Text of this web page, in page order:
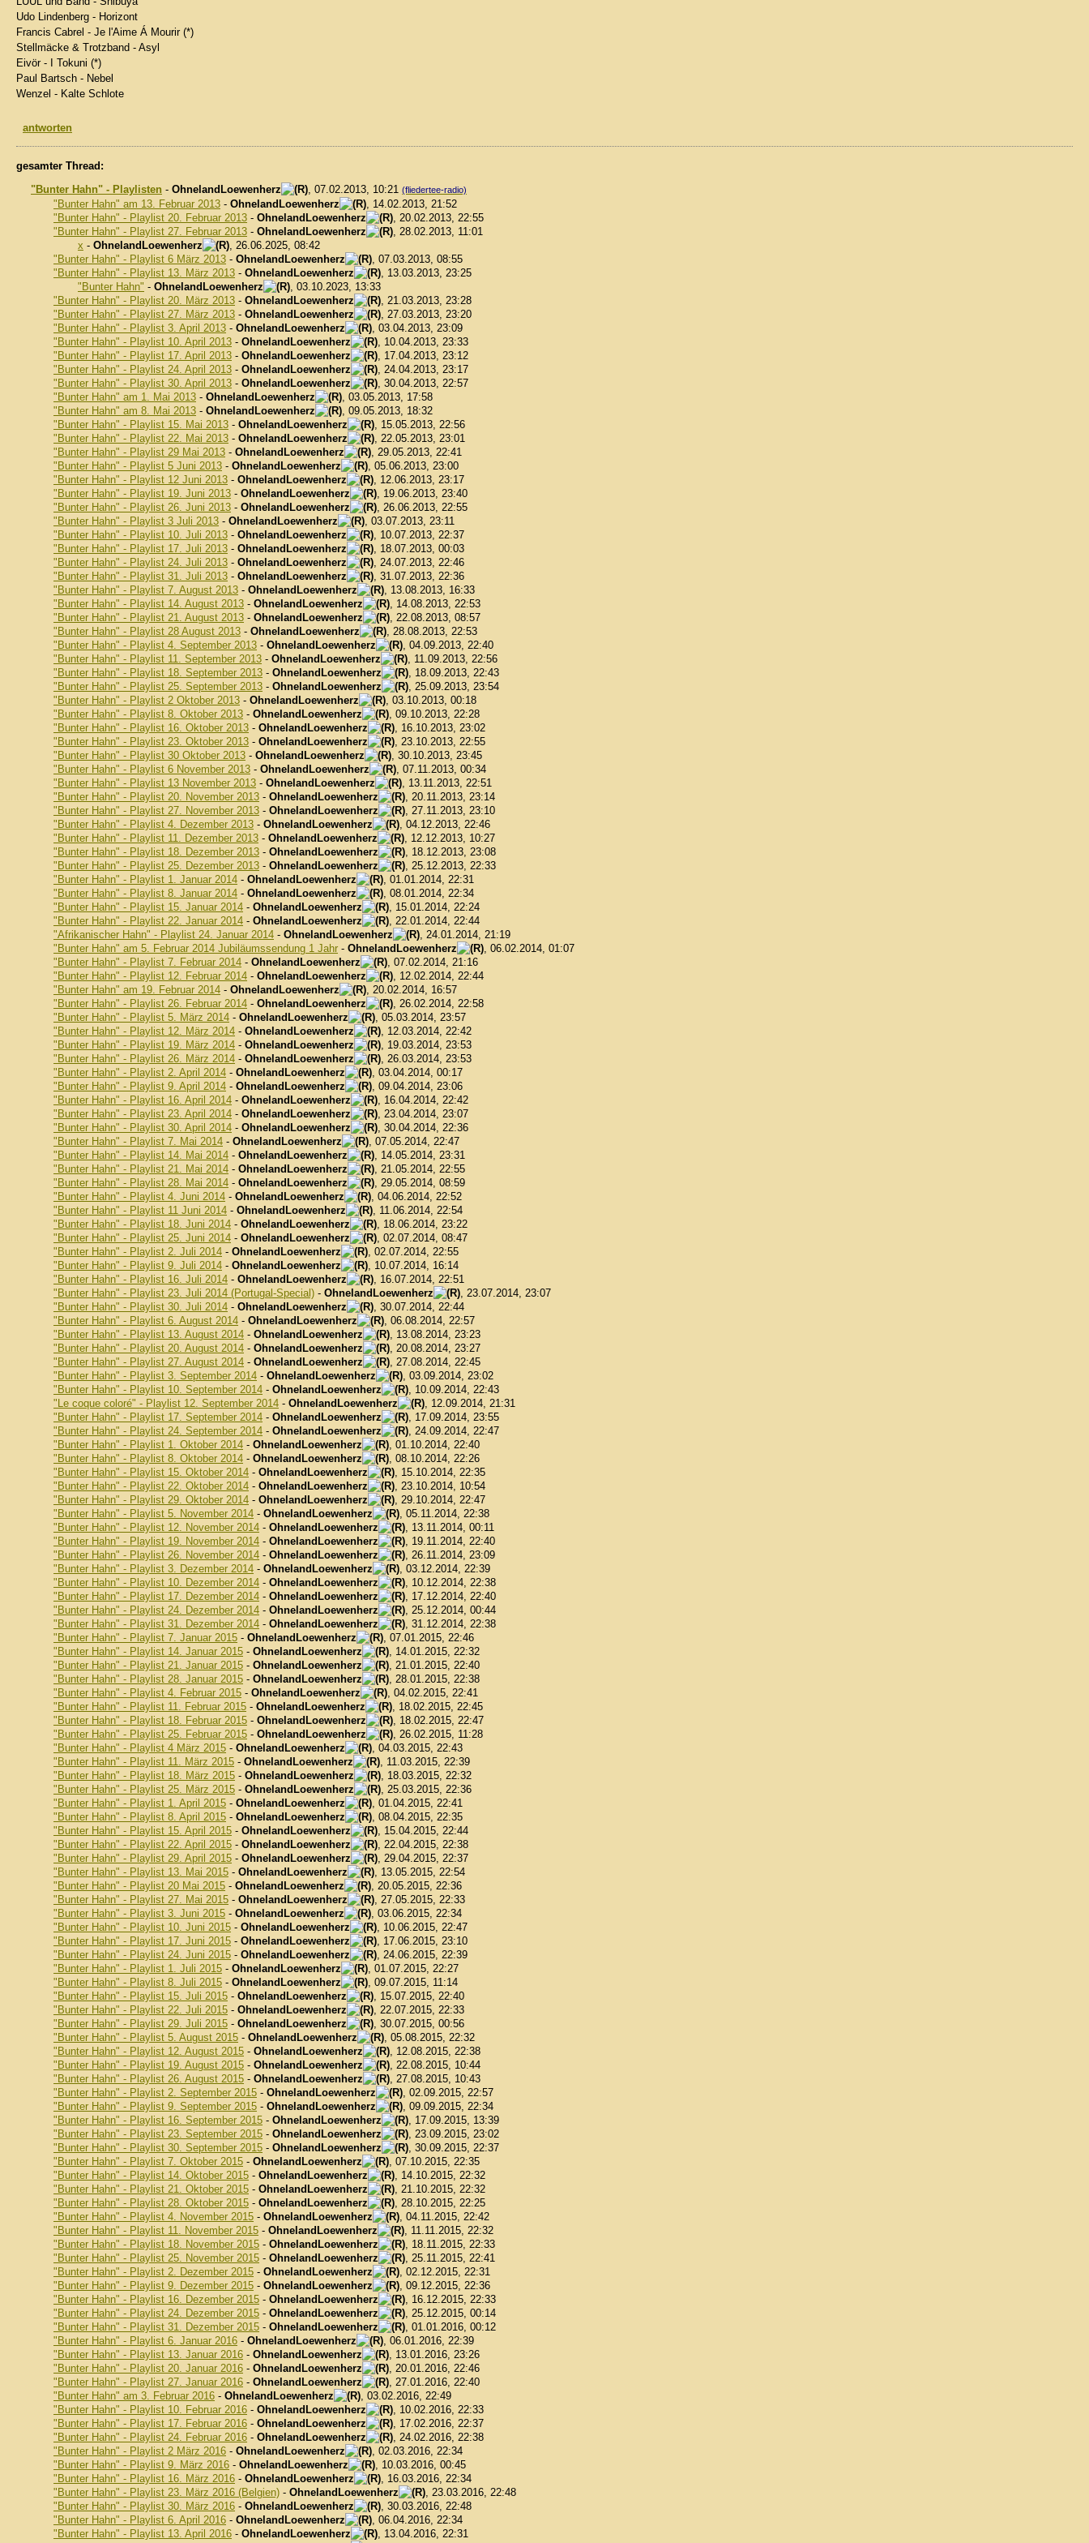
Udo Lindenberg - Horizont
Francis Cabrel - Je l'Aime Á Mourir (*)
Stellmäcke & Trotzband - Asyl
Eivör - I Tokuni (*)
Paul Bartsch - Nebel
Wenzel - Kalte Schlote
antworten
gesamter Thread:
"Bunter Hahn" - Playlisten - OhnelandLoewenherz , 07.02.2013, 10:21 (fliedertee-radio)
"Bunter Hahn" am 13. Februar 2013 - OhnelandLoewenherz
, 14.02.2013, 21:52
"Bunter Hahn" - Playlist 20. Februar 2013 - OhnelandLoewenherz
, 20.02.2013, 22:55
"Bunter Hahn" - Playlist 27. Februar 2013 - OhnelandLoewenherz
, 28.02.2013, 11:01
x - OhnelandLoewenherz
, 26.06.2025, 08:42
"Bunter Hahn" - Playlist 6 März 2013 - OhnelandLoewenherz
, 07.03.2013, 08:55
"Bunter Hahn" - Playlist 13. März 2013 - OhnelandLoewenherz
, 13.03.2013, 23:25
"Bunter Hahn" - OhnelandLoewenherz
, 03.10.2023, 13:33
"Bunter Hahn" - Playlist 20. März 2013 - OhnelandLoewenherz
, 21.03.2013, 23:28
"Bunter Hahn" - Playlist 27. März 2013 - OhnelandLoewenherz
, 27.03.2013, 23:20
"Bunter Hahn" - Playlist 3. April 2013 - OhnelandLoewenherz
, 03.04.2013, 23:09
"Bunter Hahn" - Playlist 10. April 2013 - OhnelandLoewenherz
, 10.04.2013, 23:33
"Bunter Hahn" - Playlist 17. April 2013 - OhnelandLoewenherz
, 17.04.2013, 23:12
"Bunter Hahn" - Playlist 24. April 2013 - OhnelandLoewenherz
, 24.04.2013, 23:17
"Bunter Hahn" - Playlist 30. April 2013 - OhnelandLoewenherz
, 30.04.2013, 22:57
"Bunter Hahn" am 1. Mai 2013 - OhnelandLoewenherz
, 03.05.2013, 17:58
"Bunter Hahn" am 8. Mai 2013 - OhnelandLoewenherz
, 09.05.2013, 18:32
"Bunter Hahn" - Playlist 15. Mai 2013 - OhnelandLoewenherz
, 15.05.2013, 22:56
"Bunter Hahn" - Playlist 22. Mai 2013 - OhnelandLoewenherz
, 22.05.2013, 23:01
"Bunter Hahn" - Playlist 29 Mai 2013 - OhnelandLoewenherz
, 29.05.2013, 22:41
"Bunter Hahn" - Playlist 5 Juni 2013 - OhnelandLoewenherz
, 05.06.2013, 23:00
"Bunter Hahn" - Playlist 12 Juni 2013 - OhnelandLoewenherz
, 12.06.2013, 23:17
"Bunter Hahn" - Playlist 19. Juni 2013 - OhnelandLoewenherz
, 19.06.2013, 23:40
"Bunter Hahn" - Playlist 26. Juni 2013 - OhnelandLoewenherz
, 26.06.2013, 22:55
"Bunter Hahn" - Playlist 3 Juli 2013 - OhnelandLoewenherz
, 03.07.2013, 23:11
"Bunter Hahn" - Playlist 10. Juli 2013 - OhnelandLoewenherz
, 10.07.2013, 22:37
"Bunter Hahn" - Playlist 17. Juli 2013 - OhnelandLoewenherz
, 18.07.2013, 00:03
"Bunter Hahn" - Playlist 24. Juli 2013 - OhnelandLoewenherz
, 24.07.2013, 22:46
"Bunter Hahn" - Playlist 31. Juli 2013 - OhnelandLoewenherz
, 31.07.2013, 22:36
"Bunter Hahn" - Playlist 7. August 2013 - OhnelandLoewenherz
, 13.08.2013, 16:33
"Bunter Hahn" - Playlist 14. August 2013 - OhnelandLoewenherz
, 14.08.2013, 22:53
"Bunter Hahn" - Playlist 21. August 2013 - OhnelandLoewenherz
, 22.08.2013, 08:57
"Bunter Hahn" - Playlist 28 August 2013 - OhnelandLoewenherz
, 28.08.2013, 22:53
"Bunter Hahn" - Playlist 4. September 2013 - OhnelandLoewenherz
, 04.09.2013, 22:40
"Bunter Hahn" - Playlist 11. September 2013 - OhnelandLoewenherz
, 11.09.2013, 22:56
"Bunter Hahn" - Playlist 18. September 2013 - OhnelandLoewenherz
, 18.09.2013, 22:43
"Bunter Hahn" - Playlist 25. September 2013 - OhnelandLoewenherz
, 25.09.2013, 23:54
"Bunter Hahn" - Playlist 2 Oktober 2013 - OhnelandLoewenherz
, 03.10.2013, 00:18
"Bunter Hahn" - Playlist 8. Oktober 2013 - OhnelandLoewenherz
, 09.10.2013, 22:28
"Bunter Hahn" - Playlist 16. Oktober 2013 - OhnelandLoewenherz
, 16.10.2013, 23:02
"Bunter Hahn" - Playlist 23. Oktober 2013 - OhnelandLoewenherz
, 23.10.2013, 22:55
"Bunter Hahn" - Playlist 30 Oktober 2013 - OhnelandLoewenherz
, 30.10.2013, 23:45
"Bunter Hahn" - Playlist 6 November 2013 - OhnelandLoewenherz
, 07.11.2013, 00:34
"Bunter Hahn" - Playlist 13 November 2013 - OhnelandLoewenherz
, 13.11.2013, 22:51
"Bunter Hahn" - Playlist 20. November 2013 - OhnelandLoewenherz
, 20.11.2013, 23:14
"Bunter Hahn" - Playlist 27. November 2013 - OhnelandLoewenherz
, 27.11.2013, 23:10
"Bunter Hahn" - Playlist 4. Dezember 2013 - OhnelandLoewenherz
, 04.12.2013, 22:46
"Bunter Hahn" - Playlist 11. Dezember 2013 - OhnelandLoewenherz
, 12.12.2013, 10:27
"Bunter Hahn" - Playlist 18. Dezember 2013 - OhnelandLoewenherz
, 18.12.2013, 23:08
"Bunter Hahn" - Playlist 25. Dezember 2013 - OhnelandLoewenherz
, 25.12.2013, 22:33
"Bunter Hahn" - Playlist 1. Januar 2014 - OhnelandLoewenherz
, 01.01.2014, 22:31
"Bunter Hahn" - Playlist 8. Januar 2014 - OhnelandLoewenherz
, 08.01.2014, 22:34
"Bunter Hahn" - Playlist 15. Januar 2014 - OhnelandLoewenherz
, 15.01.2014, 22:24
"Bunter Hahn" - Playlist 22. Januar 2014 - OhnelandLoewenherz
, 22.01.2014, 22:44
"Afrikanischer Hahn" - Playlist 24. Januar 2014 - OhnelandLoewenherz
, 24.01.2014, 21:19
"Bunter Hahn" am 5. Februar 2014 Jubiläumssendung 1 Jahr - OhnelandLoewenherz
, 06.02.2014, 01:07
"Bunter Hahn" - Playlist 7. Februar 2014 - OhnelandLoewenherz
, 07.02.2014, 21:16
"Bunter Hahn" - Playlist 12. Februar 2014 - OhnelandLoewenherz
, 12.02.2014, 22:44
"Bunter Hahn" am 19. Februar 2014 - OhnelandLoewenherz
, 20.02.2014, 16:57
"Bunter Hahn" - Playlist 26. Februar 2014 - OhnelandLoewenherz
, 26.02.2014, 22:58
"Bunter Hahn" - Playlist 5. März 2014 - OhnelandLoewenherz
, 05.03.2014, 23:57
"Bunter Hahn" - Playlist 12. März 2014 - OhnelandLoewenherz
, 12.03.2014, 22:42
"Bunter Hahn" - Playlist 19. März 2014 - OhnelandLoewenherz
, 19.03.2014, 23:53
"Bunter Hahn" - Playlist 26. März 2014 - OhnelandLoewenherz
, 26.03.2014, 23:53
"Bunter Hahn" - Playlist 2. April 2014 - OhnelandLoewenherz
, 03.04.2014, 00:17
"Bunter Hahn" - Playlist 9. April 2014 - OhnelandLoewenherz
, 09.04.2014, 23:06
"Bunter Hahn" - Playlist 16. April 2014 - OhnelandLoewenherz
, 16.04.2014, 22:42
"Bunter Hahn" - Playlist 23. April 2014 - OhnelandLoewenherz
, 23.04.2014, 23:07
"Bunter Hahn" - Playlist 30. April 2014 - OhnelandLoewenherz
, 30.04.2014, 22:36
"Bunter Hahn" - Playlist 7. Mai 2014 - OhnelandLoewenherz
, 07.05.2014, 22:47
"Bunter Hahn" - Playlist 14. Mai 2014 - OhnelandLoewenherz
, 14.05.2014, 23:31
"Bunter Hahn" - Playlist 21. Mai 2014 - OhnelandLoewenherz
, 21.05.2014, 22:55
"Bunter Hahn" - Playlist 28. Mai 2014 - OhnelandLoewenherz
, 29.05.2014, 08:59
"Bunter Hahn" - Playlist 4. Juni 2014 - OhnelandLoewenherz
, 04.06.2014, 22:52
"Bunter Hahn" - Playlist 11 Juni 2014 - OhnelandLoewenherz
, 11.06.2014, 22:54
"Bunter Hahn" - Playlist 18. Juni 2014 - OhnelandLoewenherz
, 18.06.2014, 23:22
"Bunter Hahn" - Playlist 25. Juni 2014 - OhnelandLoewenherz
, 02.07.2014, 08:47
"Bunter Hahn" - Playlist 2. Juli 2014 - OhnelandLoewenherz
, 02.07.2014, 22:55
"Bunter Hahn" - Playlist 9. Juli 2014 - OhnelandLoewenherz
, 10.07.2014, 16:14
"Bunter Hahn" - Playlist 16. Juli 2014 - OhnelandLoewenherz
, 16.07.2014, 22:51
"Bunter Hahn" - Playlist 23. Juli 2014 (Portugal-Special) - OhnelandLoewenherz
, 23.07.2014, 23:07
"Bunter Hahn" - Playlist 30. Juli 2014 - OhnelandLoewenherz
, 30.07.2014, 22:44
"Bunter Hahn" - Playlist 6. August 2014 - OhnelandLoewenherz
, 06.08.2014, 22:57
"Bunter Hahn" - Playlist 13. August 2014 - OhnelandLoewenherz
, 13.08.2014, 23:23
"Bunter Hahn" - Playlist 20. August 2014 - OhnelandLoewenherz
, 20.08.2014, 23:27
"Bunter Hahn" - Playlist 27. August 2014 - OhnelandLoewenherz
, 27.08.2014, 22:45
"Bunter Hahn" - Playlist 3. September 2014 - OhnelandLoewenherz
, 03.09.2014, 23:02
"Bunter Hahn" - Playlist 10. September 2014 - OhnelandLoewenherz
, 10.09.2014, 22:43
"Le coque coloré" - Playlist 12. September 2014 - OhnelandLoewenherz
, 12.09.2014, 21:31
"Bunter Hahn" - Playlist 17. September 2014 - OhnelandLoewenherz
, 17.09.2014, 23:55
"Bunter Hahn" - Playlist 24. September 2014 - OhnelandLoewenherz
, 24.09.2014, 22:47
"Bunter Hahn" - Playlist 1. Oktober 2014 - OhnelandLoewenherz
, 01.10.2014, 22:40
"Bunter Hahn" - Playlist 8. Oktober 2014 - OhnelandLoewenherz
, 08.10.2014, 22:26
"Bunter Hahn" - Playlist 15. Oktober 2014 - OhnelandLoewenherz
, 15.10.2014, 22:35
"Bunter Hahn" - Playlist 22. Oktober 2014 - OhnelandLoewenherz
, 23.10.2014, 10:54
"Bunter Hahn" - Playlist 29. Oktober 2014 - OhnelandLoewenherz
, 29.10.2014, 22:47
"Bunter Hahn" - Playlist 5. November 2014 - OhnelandLoewenherz
, 05.11.2014, 22:38
"Bunter Hahn" - Playlist 12. November 2014 - OhnelandLoewenherz
, 13.11.2014, 00:11
"Bunter Hahn" - Playlist 19. November 2014 - OhnelandLoewenherz
, 19.11.2014, 22:40
"Bunter Hahn" - Playlist 26. November 2014 - OhnelandLoewenherz
, 26.11.2014, 23:09
"Bunter Hahn" - Playlist 3. Dezember 2014 - OhnelandLoewenherz
, 03.12.2014, 22:39
"Bunter Hahn" - Playlist 10. Dezember 2014 - OhnelandLoewenherz
, 10.12.2014, 22:38
"Bunter Hahn" - Playlist 17. Dezember 2014 - OhnelandLoewenherz
, 17.12.2014, 22:40
"Bunter Hahn" - Playlist 24. Dezember 2014 - OhnelandLoewenherz
, 25.12.2014, 00:44
"Bunter Hahn" - Playlist 31. Dezember 2014 - OhnelandLoewenherz
, 31.12.2014, 22:38
"Bunter Hahn" - Playlist 7. Januar 2015 - OhnelandLoewenherz
, 07.01.2015, 22:46
"Bunter Hahn" - Playlist 14. Januar 2015 - OhnelandLoewenherz
, 14.01.2015, 22:32
"Bunter Hahn" - Playlist 21. Januar 2015 - OhnelandLoewenherz
, 21.01.2015, 22:40
"Bunter Hahn" - Playlist 28. Januar 2015 - OhnelandLoewenherz
, 28.01.2015, 22:38
"Bunter Hahn" - Playlist 4. Februar 2015 - OhnelandLoewenherz
, 04.02.2015, 22:41
"Bunter Hahn" - Playlist 11. Februar 2015 - OhnelandLoewenherz
, 18.02.2015, 22:45
"Bunter Hahn" - Playlist 18. Februar 2015 - OhnelandLoewenherz
, 18.02.2015, 22:47
"Bunter Hahn" - Playlist 25. Februar 2015 - OhnelandLoewenherz
, 26.02.2015, 11:28
"Bunter Hahn" - Playlist 4 März 2015 - OhnelandLoewenherz
, 04.03.2015, 22:43
"Bunter Hahn" - Playlist 11. März 2015 - OhnelandLoewenherz
, 11.03.2015, 22:39
"Bunter Hahn" - Playlist 18. März 2015 - OhnelandLoewenherz
, 18.03.2015, 22:32
"Bunter Hahn" - Playlist 25. März 2015 - OhnelandLoewenherz
, 25.03.2015, 22:36
"Bunter Hahn" - Playlist 1. April 2015 - OhnelandLoewenherz
, 01.04.2015, 22:41
"Bunter Hahn" - Playlist 8. April 2015 - OhnelandLoewenherz
, 08.04.2015, 22:35
"Bunter Hahn" - Playlist 15. April 2015 - OhnelandLoewenherz
, 15.04.2015, 22:44
"Bunter Hahn" - Playlist 22. April 2015 - OhnelandLoewenherz
, 22.04.2015, 22:38
"Bunter Hahn" - Playlist 29. April 2015 - OhnelandLoewenherz
, 29.04.2015, 22:37
"Bunter Hahn" - Playlist 13. Mai 2015 - OhnelandLoewenherz
, 13.05.2015, 22:54
"Bunter Hahn" - Playlist 20 Mai 2015 - OhnelandLoewenherz
, 20.05.2015, 22:36
"Bunter Hahn" - Playlist 27. Mai 2015 - OhnelandLoewenherz
, 27.05.2015, 22:33
"Bunter Hahn" - Playlist 3. Juni 2015 - OhnelandLoewenherz
, 03.06.2015, 22:34
"Bunter Hahn" - Playlist 10. Juni 2015 - OhnelandLoewenherz
, 10.06.2015, 22:47
"Bunter Hahn" - Playlist 17. Juni 2015 - OhnelandLoewenherz
, 17.06.2015, 23:10
"Bunter Hahn" - Playlist 24. Juni 2015 - OhnelandLoewenherz
, 24.06.2015, 22:39
"Bunter Hahn" - Playlist 1. Juli 2015 - OhnelandLoewenherz
, 01.07.2015, 22:27
"Bunter Hahn" - Playlist 8. Juli 2015 - OhnelandLoewenherz
, 09.07.2015, 11:14
"Bunter Hahn" - Playlist 15. Juli 2015 - OhnelandLoewenherz
, 15.07.2015, 22:40
"Bunter Hahn" - Playlist 22. Juli 2015 - OhnelandLoewenherz
, 22.07.2015, 22:33
"Bunter Hahn" - Playlist 29. Juli 2015 - OhnelandLoewenherz
, 30.07.2015, 00:56
"Bunter Hahn" - Playlist 5. August 2015 - OhnelandLoewenherz
, 05.08.2015, 22:32
"Bunter Hahn" - Playlist 12. August 2015 - OhnelandLoewenherz
, 12.08.2015, 22:38
"Bunter Hahn" - Playlist 19. August 2015 - OhnelandLoewenherz
, 22.08.2015, 10:44
"Bunter Hahn" - Playlist 26. August 2015 - OhnelandLoewenherz
, 27.08.2015, 10:43
"Bunter Hahn" - Playlist 2. September 2015 - OhnelandLoewenherz
, 02.09.2015, 22:57
"Bunter Hahn" - Playlist 9. September 2015 - OhnelandLoewenherz
, 09.09.2015, 22:34
"Bunter Hahn" - Playlist 16. September 2015 - OhnelandLoewenherz
, 17.09.2015, 13:39
"Bunter Hahn" - Playlist 23. September 2015 - OhnelandLoewenherz
, 23.09.2015, 23:02
"Bunter Hahn" - Playlist 30. September 2015 - OhnelandLoewenherz
, 30.09.2015, 22:37
"Bunter Hahn" - Playlist 7. Oktober 2015 - OhnelandLoewenherz
, 07.10.2015, 22:35
"Bunter Hahn" - Playlist 14. Oktober 2015 - OhnelandLoewenherz
, 14.10.2015, 22:32
"Bunter Hahn" - Playlist 21. Oktober 2015 - OhnelandLoewenherz
, 21.10.2015, 22:32
"Bunter Hahn" - Playlist 28. Oktober 2015 - OhnelandLoewenherz
, 28.10.2015, 22:25
"Bunter Hahn" - Playlist 4. November 2015 - OhnelandLoewenherz
, 04.11.2015, 22:42
"Bunter Hahn" - Playlist 11. November 2015 - OhnelandLoewenherz
, 11.11.2015, 22:32
"Bunter Hahn" - Playlist 18. November 2015 - OhnelandLoewenherz
, 18.11.2015, 22:33
"Bunter Hahn" - Playlist 25. November 2015 - OhnelandLoewenherz
, 25.11.2015, 22:41
"Bunter Hahn" - Playlist 2. Dezember 2015 - OhnelandLoewenherz
, 02.12.2015, 22:31
"Bunter Hahn" - Playlist 9. Dezember 2015 - OhnelandLoewenherz
, 09.12.2015, 22:36
"Bunter Hahn" - Playlist 16. Dezember 2015 - OhnelandLoewenherz
, 16.12.2015, 22:33
"Bunter Hahn" - Playlist 24. Dezember 2015 - OhnelandLoewenherz
, 25.12.2015, 00:14
"Bunter Hahn" - Playlist 31. Dezember 2015 - OhnelandLoewenherz
, 01.01.2016, 00:12
"Bunter Hahn" - Playlist 6. Januar 2016 - OhnelandLoewenherz
, 06.01.2016, 22:39
"Bunter Hahn" - Playlist 13. Januar 2016 - OhnelandLoewenherz
, 13.01.2016, 23:26
"Bunter Hahn" - Playlist 20. Januar 2016 - OhnelandLoewenherz
, 20.01.2016, 22:46
"Bunter Hahn" - Playlist 27. Januar 2016 - OhnelandLoewenherz
, 27.01.2016, 22:40
"Bunter Hahn" am 3. Februar 2016 - OhnelandLoewenherz
, 03.02.2016, 22:49
"Bunter Hahn" - Playlist 10. Februar 2016 - OhnelandLoewenherz
, 10.02.2016, 22:33
"Bunter Hahn" - Playlist 17. Februar 2016 - OhnelandLoewenherz
, 17.02.2016, 22:37
"Bunter Hahn" - Playlist 24. Februar 2016 - OhnelandLoewenherz
, 24.02.2016, 22:38
"Bunter Hahn" - Playlist 2 März 2016 - OhnelandLoewenherz
, 02.03.2016, 22:34
"Bunter Hahn" - Playlist 9. März 2016 - OhnelandLoewenherz
, 10.03.2016, 00:45
"Bunter Hahn" - Playlist 16. März 2016 - OhnelandLoewenherz
, 16.03.2016, 22:34
"Bunter Hahn" - Playlist 23. März 2016 (Belgien) - OhnelandLoewenherz
, 23.03.2016, 22:48
"Bunter Hahn" - Playlist 30. März 2016 - OhnelandLoewenherz
, 30.03.2016, 22:48
"Bunter Hahn" - Playlist 6. April 2016 - OhnelandLoewenherz
, 06.04.2016, 22:34
"Bunter Hahn" - Playlist 13. April 2016 - OhnelandLoewenherz
, 13.04.2016, 22:31